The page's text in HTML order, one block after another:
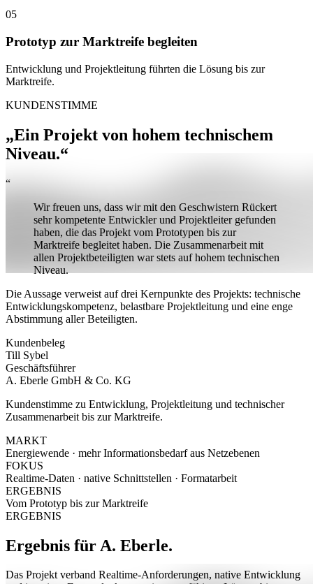
05
Prototyp zur Marktreife begleiten
Entwicklung und Projektleitung führten die Lösung bis zur
Marktreife.
KUNDENSTIMME
„Ein Projekt von hohem technischem
Niveau.“
“
Wir freuen uns, dass wir mit den Geschwistern Rückert
sehr kompetente Entwickler und Projektleiter gefunden
haben, die das Projekt vom Prototypen bis zur
Marktreife begleitet haben. Die Zusammenarbeit mit
allen Projektbeteiligten war stets auf hohem technischen
Niveau.
Die Aussage verweist auf drei Kernpunkte des Projekts: technische
Entwicklungskompetenz, belastbare Projektleitung und eine enge
Abstimmung aller Beteiligten.
Kundenbeleg
Till Sybel
Geschäftsführer
A. Eberle GmbH & Co. KG
Kundenstimme zu Entwicklung, Projektleitung und technischer
Zusammenarbeit bis zur Marktreife.
MARKT
Energiewende · mehr Informationsbedarf aus Netzebenen
FOKUS
Realtime-Daten · native Schnittstellen · Formatarbeit
ERGEBNIS
Vom Prototyp bis zur Marktreife
ERGEBNIS
Ergebnis für A. Eberle.
Das Projekt verband Realtime-Anforderungen, native Entwicklung